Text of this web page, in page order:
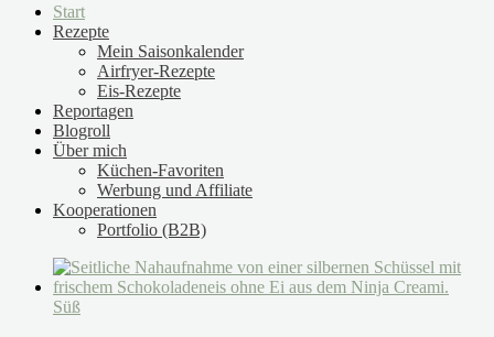
Start
Rezepte
Mein Saisonkalender
Airfryer-Rezepte
Eis-Rezepte
Reportagen
Blogroll
Über mich
Küchen-Favoriten
Werbung und Affiliate
Kooperationen
Portfolio (B2B)
Süß